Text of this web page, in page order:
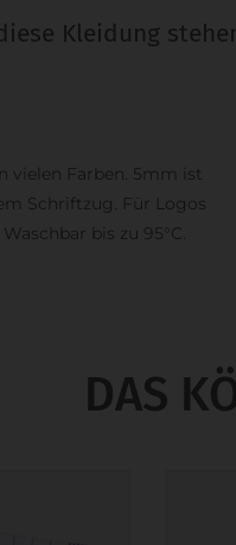
Kleidung
vielen Farben. 5mm ist
Schriftzug. Für Logos
bis zu 95°C.
DAS